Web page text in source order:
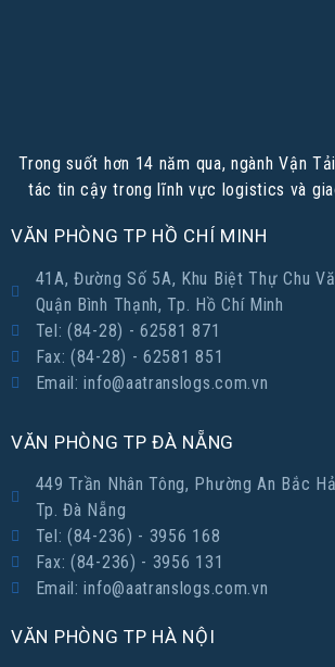
Trong suốt hơn 14 năm qua, ngành Vận
tác tin cậy trong lĩnh vực logistics và
VĂN PHÒNG TP HỒ CHÍ MINH
41A, Đường Số 5A, Khu Biệt Thự Chu
Quận Bình Thạnh, Tp. Hồ Chí Minh
Tel: (84-28) - 62581 871
Fax: (84-28) - 62581 851
Email: info@aatranslogs.com.vn
VĂN PHÒNG TP ĐÀ NẴNG
449 Trần Nhân Tông, Phường An Bắc
Tp. Đà Nẵng
Tel: (84-236) - 3956 168
Fax: (84-236) - 3956 131
Email: info@aatranslogs.com.vn
VĂN PHÒNG TP HÀ NỘI